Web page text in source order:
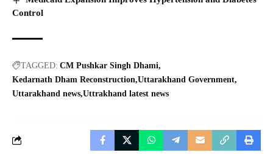
Control
TAGGED: CM Pushkar Singh Dhami
Kedarnath Dham Reconstruction Uttarakhand Government
Uttarakhand news Uttrakhand latest news